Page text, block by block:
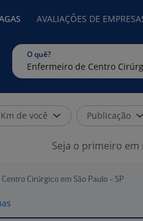
AVALIAÇÕES DE
O quê?
Km de você Publicação
Seja o primeiro em
Cirúrgico em São Paulo - SP